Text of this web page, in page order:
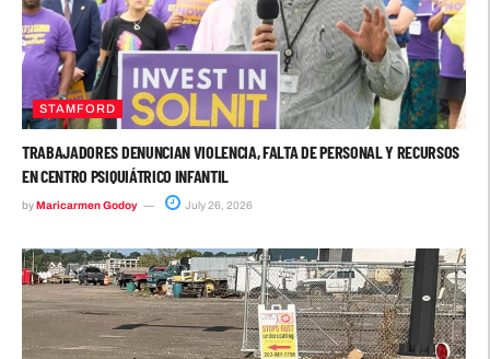
STAMFORD
TRABAJADORES DENUNCIAN VIOLENCIA, FALTA DE PERSONAL Y RECURSOS
EN CENTRO PSIQUIÁTRICO INFANTIL
byMaricarmen Godoy July 26, 2026